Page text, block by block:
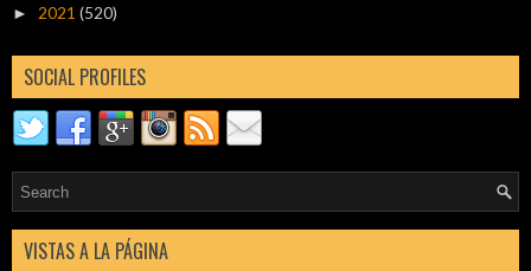
► 2021 (520)
SOCIAL PROFILES
VISTAS A LA PÁGINA